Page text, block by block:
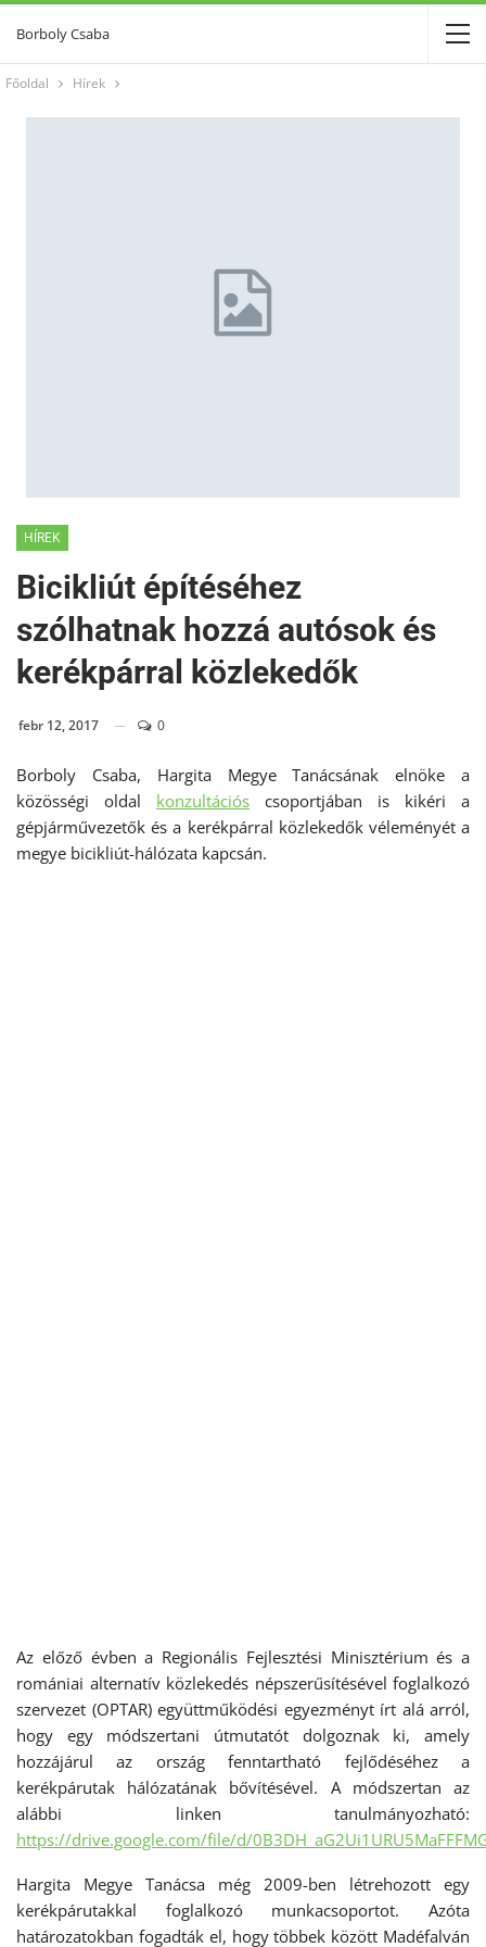
Borboly Csaba
Főoldal Hírek
HÍREK
Bicikliút építéséhez
szólhatnak hozzá autósok és
kerékpárral közlekedők
febr 12, 2017 0
Borboly Csaba, Hargita Megye Tanácsának elnöke a
közösségi oldal konzultációs csoportjában is kikéri a
gépjárművezetők és a kerékpárral közlekedők véleményét a
megye bicikliút-hálózata kapcsán.
Az előző évben a Regionális Fejlesztési Minisztérium és a
romániai alternatív közlekedés népszerűsítésével foglalkozó
szervezet (OPTAR) együttműködési egyezményt írt alá arról,
hogy egy módszertani útmutatót dolgoznak ki, amely
hozzájárul az ország fenntartható fejlődéséhez a
kerékpárutak hálózatának bővítésével. A módszertan az
alábbi linken tanulmányozható:
https://drive.google.com/file/d/
Hargita Megye Tanácsa még 2009-ben létrehozott egy
kerékpárutakkal foglalkozó munkacsoportot. Azóta
határozatokban fogadták el, hogy többek között Madéfalván